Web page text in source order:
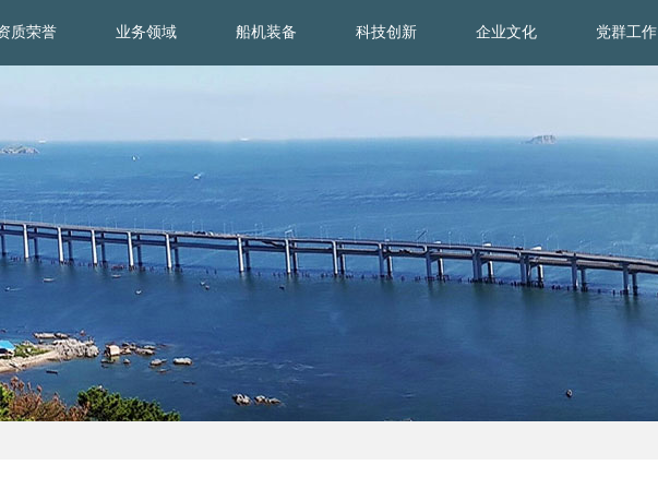
质荣誉 业务领域 船机装备 科技创新 企业文化 党群工作